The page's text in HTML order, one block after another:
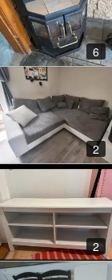
6
2
2